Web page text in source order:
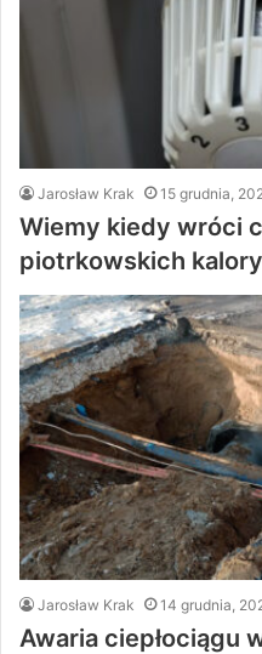
Jarosław Krak 15 grudnia,
Wiemy kiedy wróci
piotrkowskich
Jarosław Krak 14 grudnia,
Awaria ciepłociągu